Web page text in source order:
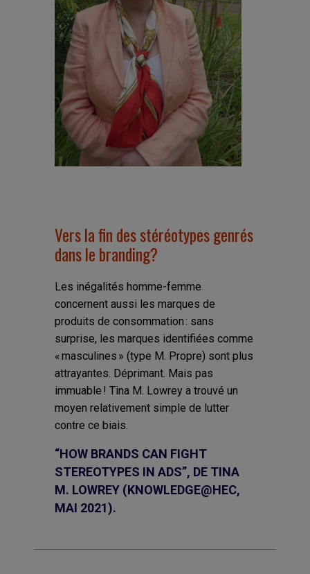
Vers la fin des stéréotypes genrés
dans le branding?
Les inégalités homme-femme
concernent aussi les marques de
produits de consommation : sans
surprise, les marques identifiées comme
« masculines » (type M. Propre) sont plus
attrayantes. Déprimant. Mais pas
immuable ! Tina M. Lowrey a trouvé un
moyen relativement simple de lutter
contre ce biais.
“HOW BRANDS CAN FIGHT
STEREOTYPES IN ADS”, DE TINA
M. LOWREY (KNOWLEDGE@HEC,
MAI 2021).